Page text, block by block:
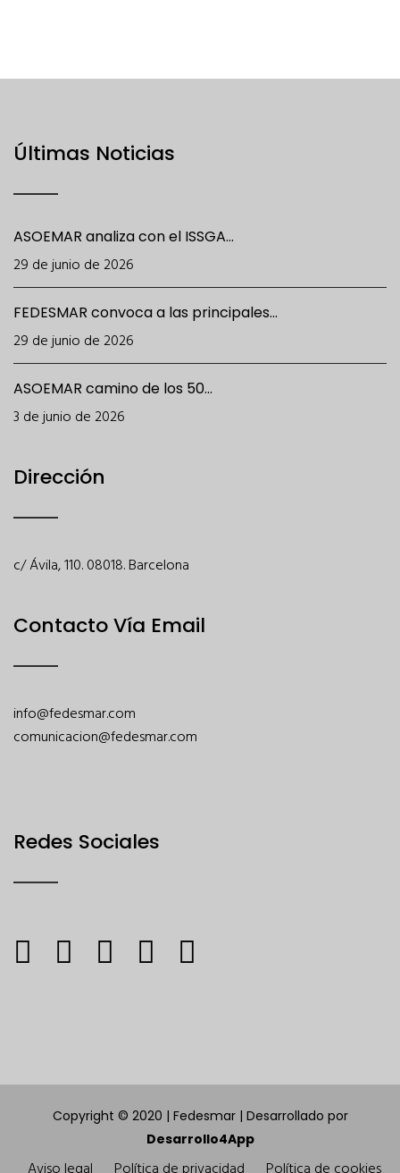
Últimas Noticias
ASOEMAR analiza con el ISSGA...
29 de junio de 2026
FEDESMAR convoca a las principales...
29 de junio de 2026
ASOEMAR camino de los 50...
3 de junio de 2026
Dirección
c/ Ávila, 110. 08018. Barcelona
Contacto Vía Email
info@fedesmar.com
comunicacion@fedesmar.com
Redes Sociales
Copyright © 2020 | Fedesmar | Desarrollado por
Desarrollo4App